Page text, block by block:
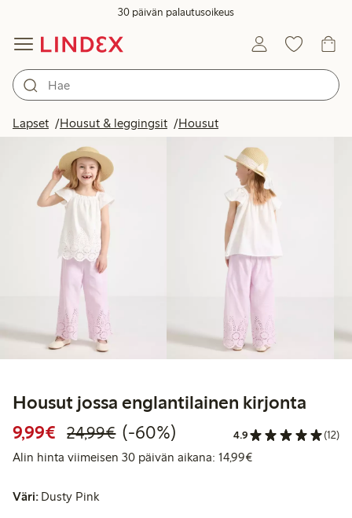
30 päivän palautusoikeus
Lapset Housut & leggingsit Housut
Housut jossa englantilainen kirjonta
9,99€ Alennettu hinta: 9,99 €
24,99€Normaalihinta: 24,99 €
60% alennus
(-60%) 4.9 (12)
Alin hinta viimeisen 30 päivän aikana: 14,99€Alin hinta
Väri: Dusty Pink